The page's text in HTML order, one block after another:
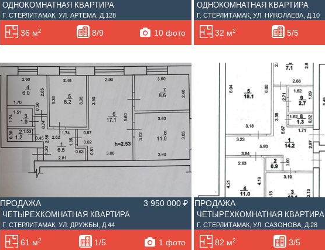
ОДНОКОМНАТНАЯ КВАРТИРА
Г. СТЕРЛИТАМАК, УЛ. АРТЕМА, Д.128
36 м2 8/9 10 фото
ОДНОКОМНАТНАЯ КВАРТИРА
Г. СТЕРЛИТАМАК, УЛ. НИКОЛАЕВА, Д.10
32 м2 5/5
ПРОДАЖА 3 950 000 ₽
ЧЕТЫРЕХКОМНАТНАЯ КВАРТИРА
Г. СТЕРЛИТАМАК, УЛ. ДРУЖБЫ, Д.44
61 м2 1/5 1 фото
ПРОДАЖА
ЧЕТЫРЕХКОМНАТНАЯ КВАРТИРА
Г. СТЕРЛИТАМАК, УЛ. САЗОНОВА, Д.28
82 м2 3/5